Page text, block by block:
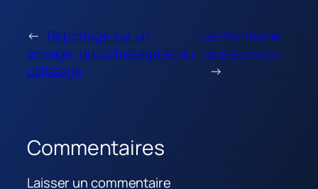
← Reportage sur un
arrivage, du colmatage et du
calfatage
Le Patrimoine
tous azimuts
→
Commentaires
Laisser un commentaire